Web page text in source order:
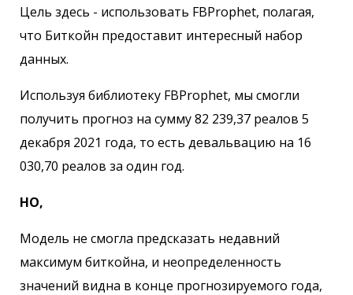
Цель здесь - использовать FBProphet, полагая,
что Биткойн предоставит интересный набор
данных.
Используя библиотеку FBProphet, мы смогли
получить прогноз на сумму 82 239,37 реалов 5
декабря 2021 года, то есть девальвацию на 16
030,70 реалов за один год.
НО,
Модель не смогла предсказать недавний
максимум биткойна, и неопределенность
значений видна в конце прогнозируемого года,